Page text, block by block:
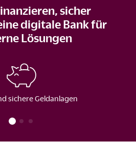
sicher
digitale Bank für
Lösungen
sichere Geldanlagen